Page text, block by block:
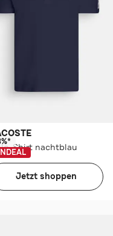
Shirt nachtblau
Jetzt shoppen